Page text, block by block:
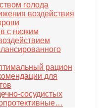
голода
воздействия
с низким
рацион
для
сосудистых